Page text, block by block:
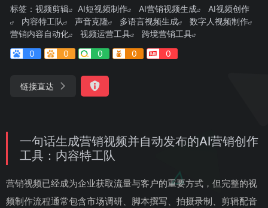
标签： 视频剪辑 AI短视频制作 AI营销视频生成
AI视频创作
内容特工队
声音克隆 多语言视频生成
数字人视频制作
营销内容自动化
视频运营工具
跨境营销工具
0
0 0 0 0
链接直达
一句话生成营销视频并自动发布的AI营销创作
工具：内容特工队
营销视频已经成为企业获取流量与客户的重要方式，但完整的视
频制作流程通常包含市场调研、脚本撰写、拍摄录制、剪辑配音